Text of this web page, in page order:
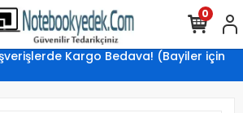
Kargo Bedava! (Bayiler için
0